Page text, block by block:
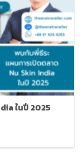
ในปี 2025